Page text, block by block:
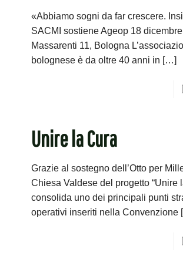
«Abbiamo sogni da far crescere.
SACMI sostiene Ageop 18
Massarenti 11, Bologna
bolognese è da oltre 40 anni in […]
Unire la Cura
Grazie al sostegno dell’Otto per
Chiesa Valdese del progetto “Unire
consolida uno dei principali punti
operativi inseriti nella Convenzione